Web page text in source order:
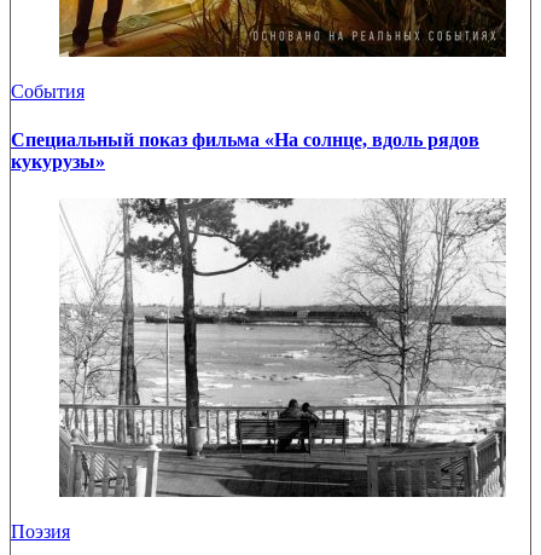
События
Специальный показ фильма «На солнце, вдоль рядов
кукурузы»
Поэзия